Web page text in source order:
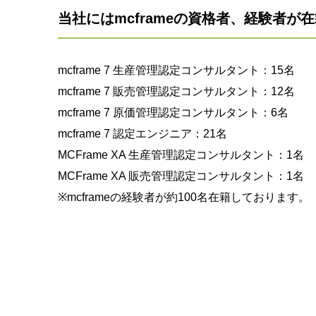
当社にはmcframeの資格者、経験者が
mcframe 7 生産管理認定コンサルタント：15名
mcframe 7 販売管理認定コンサルタント：12名
mcframe 7 原価管理認定コンサルタント：6名
mcframe 7 認定エンジニア：21名
MCFrame XA 生産管理認定コンサルタント：1名
MCFrame XA 販売管理認定コンサルタント：1名
※mcframeの経験者が約100名在籍しております。